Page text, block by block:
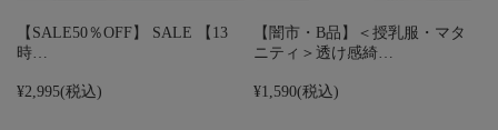
【SALE50％OFF】 SALE 【13
時…
¥2,995(税込)
【闇市・B品】＜授乳服・マタ
ニティ＞透け感綺…
¥1,590(税込)